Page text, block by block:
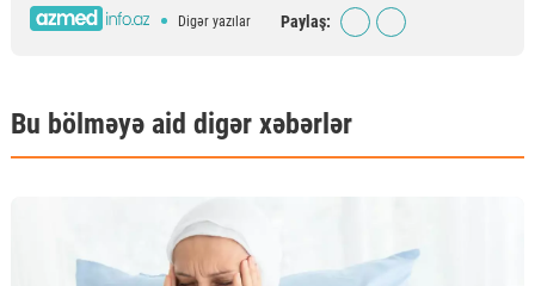
Digər yazılar Paylaş:
Bu bölməyə aid digər xəbərlər